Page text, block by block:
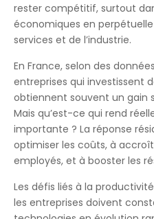
rester compétitif, surtout
économiques en
services et de l’industrie.
En France, selon des
entreprises qui investissent
obtiennent souvent un gain
Mais qu’est-ce qui rend
importante ? La réponse
optimiser les coûts, à
employés, et à booster les
Les défis liés à la
les entreprises doivent